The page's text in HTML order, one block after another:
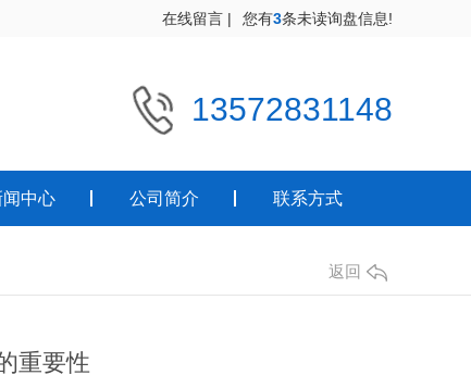
在线留言 | 您有3条未读询盘信息!
13572831148
闻中心 公司简介 联系方式
返回
重要性